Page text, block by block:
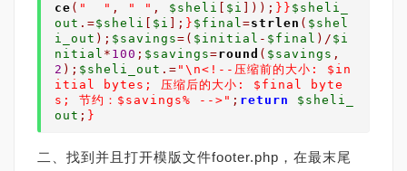
ce ( "  " , " " , $sheli $i ])); }} $sheli_
out .=$sheli $i ]; } $final=strlen ( $shel
i_out ); $savings=( $initial - $final )/ $i
nitial * 100 ; $savings=round ( $savings ,
2 ); $sheli_out .= "\n<!--压缩前的大小: $in
itial bytes; 压缩后的大小: $final byte
s; 节约：$savings% -->" ; return
$sheli_
out ; }
二、找到并且打开模版文件footer.php，在最末尾